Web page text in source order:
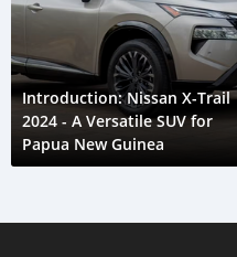
Introduction: Nissan X-Trail
2024 - A Versatile SUV for
Papua New Guinea